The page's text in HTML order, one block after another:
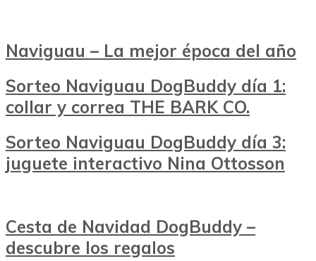
Naviguau – La mejor época del año
Sorteo Naviguau DogBuddy día 1:
collar y correa THE BARK CO.
Sorteo Naviguau DogBuddy día 3:
juguete interactivo Nina Ottosson
Cesta de Navidad DogBuddy –
descubre los regalos